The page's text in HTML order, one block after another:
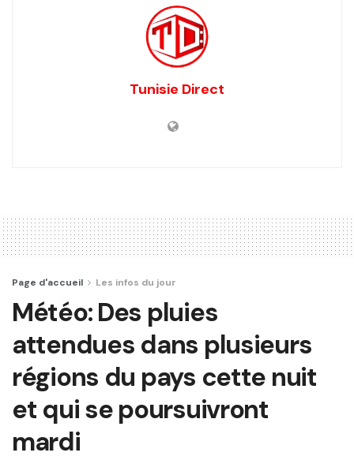
Tunisie Direct
Page d'accueil Les infos du jour
Météo: Des pluies
attendues dans plusieurs
régions du pays cette nuit
et qui se poursuivront
mardi